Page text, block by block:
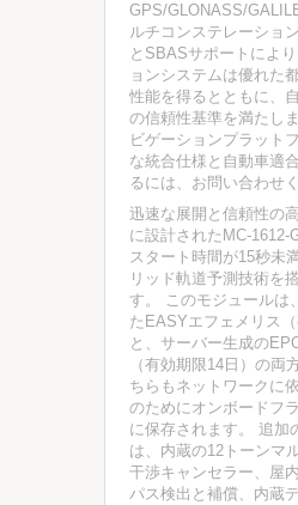
GPS/GLONASS/
ルチコンステレーショ
とSBASサポートによ
ョンシステムは優れた
性能を得るとともに、
の信頼性基準を満たし
ビゲーションプラット
な統合仕様と自動車適
るには、お問い合わせ
迅速な展開と信頼性の
に設計されたMC-1612-
スタート時間が15秒未
リッド軌道予測技術を
す。 このモジュールは
たEASYエフェメリス（
と、サーバー生成の
（有効期限14日）の両
ちらもネットワークに
のためにオンボードフ
に保存されます。 追加
は、内蔵の12トーンマ
干渉キャンセラー、屋
パス検出と補償、内蔵